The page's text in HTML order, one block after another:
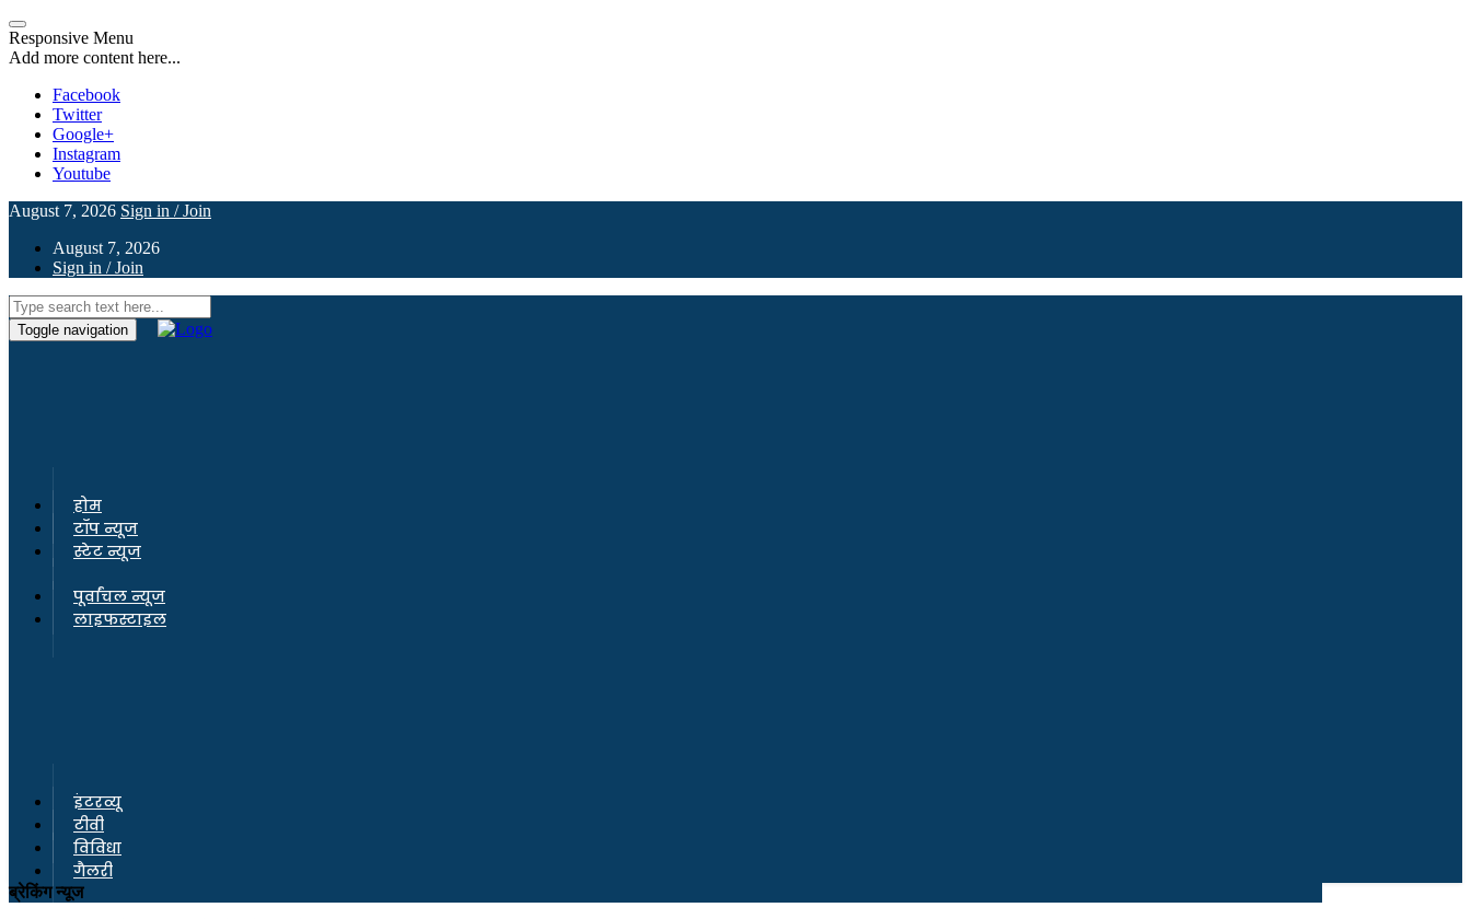
Responsive Menu
Add more content here...
Facebook
Twitter
Google+
Instagram
Youtube
August 7, 2026 Sign in / Join
August 7, 2026
Sign in / Join
Toggle navigation
होम
टॉप न्यूज
स्टेट न्यूज
पूर्वांचल न्यूज
लाइफस्टाइल
इंटरव्यू
टीवी
विविधा
गैलरी
ब्रेकिंग न्यूज